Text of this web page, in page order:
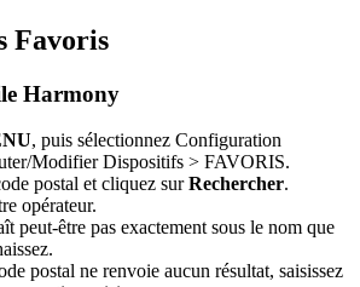
Favoris
Harmony
, puis sélectionnez Configuration
Modifier Dispositifs > FAVORIS.
postal et cliquez surRechercher.
opérateur.
peut-être pas exactement sous le nom que
postal ne renvoie aucun résultat, saisissez